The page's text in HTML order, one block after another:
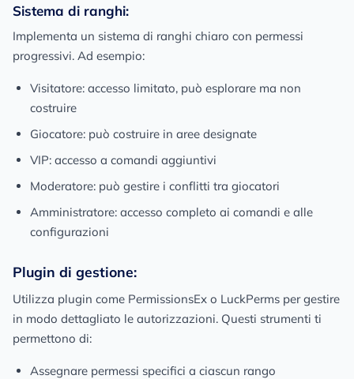
Sistema di ranghi:
Implementa un sistema di ranghi chiaro con permessi
progressivi. Ad esempio:
Visitatore: accesso limitato, può esplorare ma non
costruire
Giocatore: può costruire in aree designate
VIP: accesso a comandi aggiuntivi
Moderatore: può gestire i conflitti tra giocatori
Amministratore: accesso completo ai comandi e alle
configurazioni
Plugin di gestione:
Utilizza plugin come PermissionsEx o LuckPerms per gestire
in modo dettagliato le autorizzazioni. Questi strumenti ti
permettono di:
Assegnare permessi specifici a ciascun rango